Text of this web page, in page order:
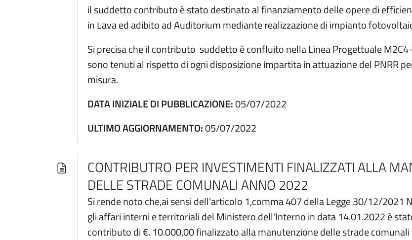
il suddetto contributo è stato destinato al finanziamento delle opere di
in Lava ed adibito ad Auditorium mediante realizzazione di impianto
Si precisa che il contributo suddetto è confluito nella Linea Progettuale
sono tenuti al rispetto di ogni disposizione impartita in attuazione del PNRR
misura.
DATA INIZIALE DI PUBBLICAZIONE:05/07/2022
ULTIMO AGGIORNAMENTO:05/07/2022
CONTRIBUTRO PER INVESTIMENTI FINALIZZATI ALLA
DELLE STRADE COMUNALI ANNO 2022
Si rende noto che,ai sensi dell'articolo 1,comma 407 della Legge 30/12/2021
gli affari interni e territoriali del Ministero dell'Interno in data 14.01.2022 è
contributo di €. 10.000,00 finalizzato alla manutenzione delle strade